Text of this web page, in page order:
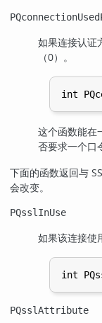
如果连接认证
（0）。
这个函数能在
否要求一个口
下面的函数返回与
会改变。
PQsslInUse
如果该连接使
PQsslAttribute